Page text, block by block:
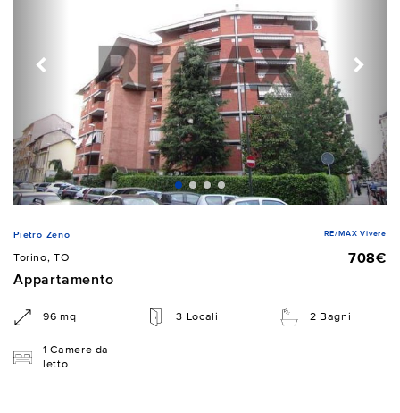
Pietro Zeno RE/MAX Vivere
Torino, TO
708€
Appartamento
96 mq 3 Locali 2 Bagni
1 Camere da
letto